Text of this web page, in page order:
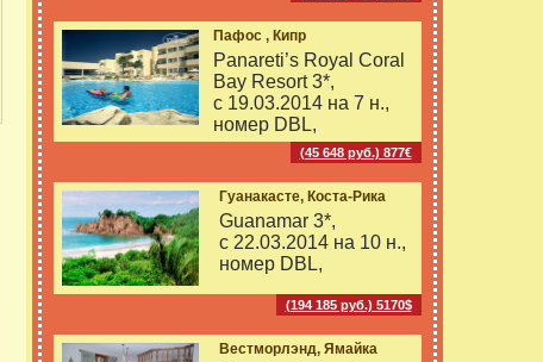
Пафос , Кипр
Panareti’s Royal Coral
Bay Resort 3*,
с 19.03.2014 на 7 н.,
номер DBL,
(45 648 руб.) 877€
Гуанакасте, Коста-Рика
Guanamar 3*,
с 22.03.2014 на 10 н.,
номер DBL,
(194 185 руб.) 5170$
Вестморлэнд, Ямайка